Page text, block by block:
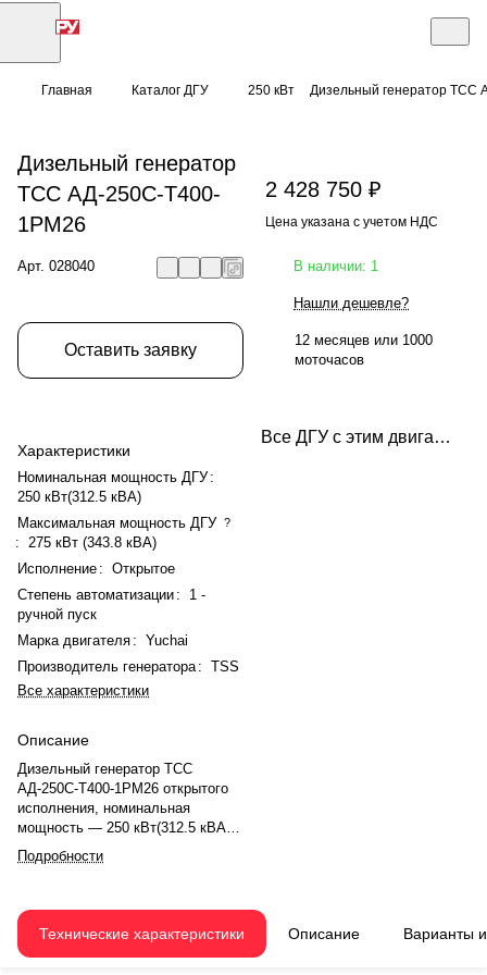
Главная Каталог ДГУ 250 кВт Дизельный генератор ТСС
Дизельный генератор
ТСС АД-250С-Т400-
1РМ26
Арт. 028040
Оставить заявку
Характеристики
Номинальная мощность ДГУ :
250 кВт(312.5 кВА)
Максимальная мощность ДГУ ?
:
275 кВт (343.8 кВА)
Исполнение : Открытое
Степень автоматизации :
1 -
ручной пуск
Марка двигателя : Yuchai
Производитель генератора : TSS
Все характеристики
Описание
Дизельный генератор ТСС
АД-250С-Т400-1РМ26 открытого
исполнения, номинальная
мощность — 250 кВт(312.5 кВА),
максимальная — 275 кВт (343.8
кВА). Двигатель Yuchai
механический регулятором
оборотов. Номинальная
Подробности
2 428 750 ₽
Цена указана с учетом НДС
В наличии: 1
Нашли дешевле?
12 месяцев или 1000
моточасов
Все ДГУ с этим двигателем
Технические характеристики Описание Варианты